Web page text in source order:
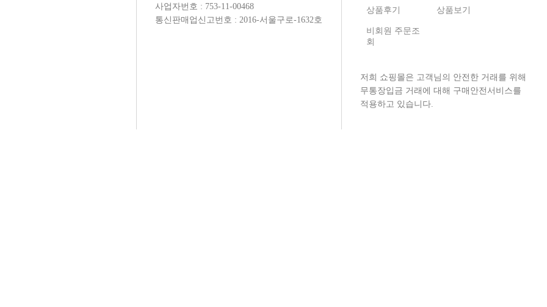
사업자번호 : 753-11-00468
통신판매업신고번호 : 2016-서울구로-1632호
상품후기
비회원 주문조
회
상품보기
저희 쇼핑몰은 고객님의 안전한 거래를 위해
무통장입금 거래에 대해 구매안전서비스를
적용하고 있습니다.